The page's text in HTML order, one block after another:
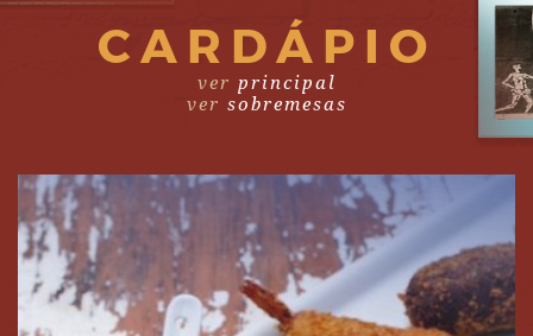
CARDÁPIO
ver principal
ver sobremesas